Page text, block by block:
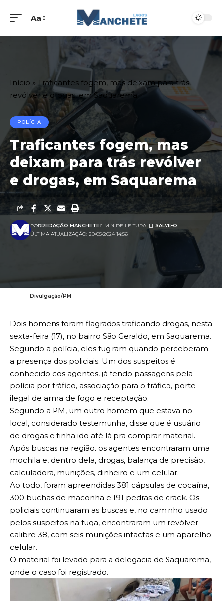
Aa
Início » Traficantes fogem, mas deixam para trás
revólver e drogas, em Saquarema
POLÍCIA
Traficantes fogem, mas
deixam para trás revólver
e drogas, em Saquarema
ÚLTIMA ATUALIZAÇÃO: 20/05/2024 14:56
PORREDAÇÃO MANCHETE 1 MIN DE LEITURA
Divulgação/PM
Dois homens foram flagrados traficando drogas, nesta
sexta-feira (17), no bairro São Geraldo, em Saquarema.
Segundo a polícia, eles fugiram quando perceberam
a presença dos policiais. Um dos suspeitos é
conhecido dos agentes, já tendo passagens pela
polícia por tráfico, associação para o tráfico, porte
ilegal de arma de fogo e receptação.
Segundo a PM, um outro homem que estava no
local, considerado testemunha, disse que é usuário
de drogas e tinha ido até lá pra comprar material.
Após buscas na região, os agentes encontraram uma
mochila e, dentro dela, drogas, balança de precisão,
calculadora, munições, dinheiro e um celular.
Ao todo, foram apreendidas 381 cápsulas de cocaína,
300 buchas de maconha e 191 pedras de crack. Os
policiais continuaram as buscas e, no caminho usado
pelos suspeitos na fuga, encontraram um revólver
calibre 38, com seis munições intactas e um aparelho
celular.
O material foi levado para a delegacia de Saquarema,
onde o caso foi registrado.